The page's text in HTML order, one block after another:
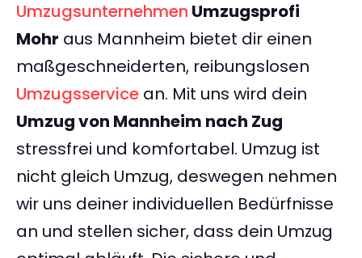
Umzugsunternehmen Umzugsprofi
Mohr aus Mannheim bietet dir einen
maßgeschneiderten, reibungslosen
Umzugsservice an. Mit uns wird dein
Umzug von Mannheim nach Zug
stressfrei und komfortabel. Umzug ist
nicht gleich Umzug, deswegen nehmen
wir uns deiner individuellen Bedürfnisse
an und stellen sicher, dass dein Umzug